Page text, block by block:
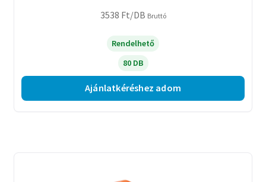
3538 Ft/DB Bruttó
Rendelhető
80 DB
Ajánlatkéréshez adom